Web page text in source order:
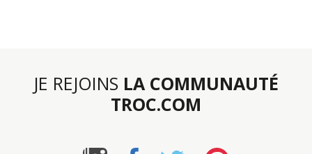
JE REJOINS LA COMMUNAUTÉ
TROC.COM